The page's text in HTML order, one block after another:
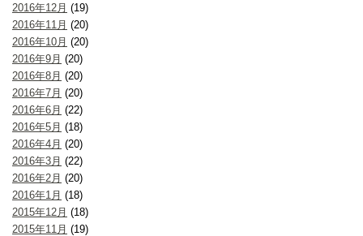
2016年12月 (19)
2016年11月 (20)
2016年10月 (20)
2016年9月 (20)
2016年8月 (20)
2016年7月 (20)
2016年6月 (22)
2016年5月 (18)
2016年4月 (20)
2016年3月 (22)
2016年2月 (20)
2016年1月 (18)
2015年12月 (18)
2015年11月 (19)